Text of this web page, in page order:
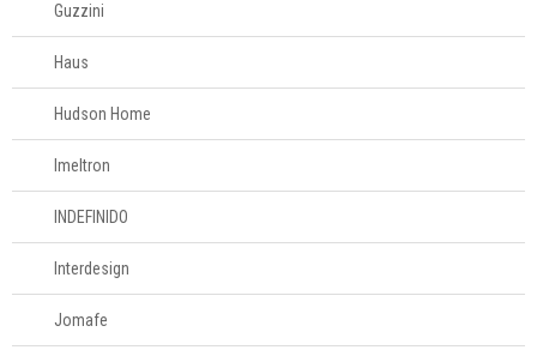
Guzzini
Haus
Hudson Home
Imeltron
INDEFINIDO
Interdesign
Jomafe